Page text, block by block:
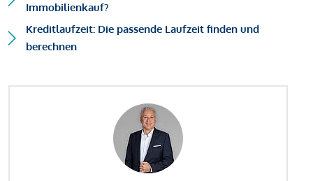
Immobilienkauf?
Kreditlaufzeit: Die passende Laufzeit finden und
berechnen